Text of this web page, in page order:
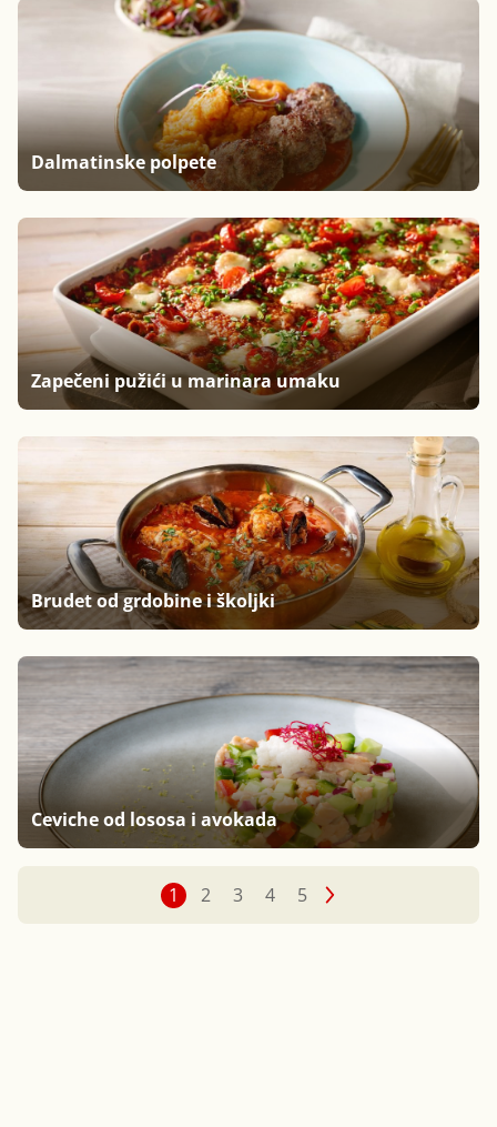
Dalmatinske polpete
Zapečeni pužići u marinara umaku
Brudet od grdobine i školjki
Ceviche od lososa i avokada
1 2 3 4 5